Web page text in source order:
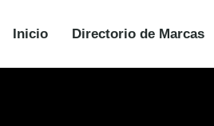
Inicio Directorio de Marcas